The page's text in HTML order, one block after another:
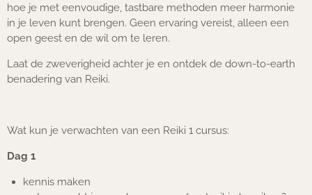
hoe je met eenvoudige, tastbare methoden meer harmonie
in je leven kunt brengen. Geen ervaring vereist, alleen een
open geest en de wil om te leren.
Laat de zweverigheid achter je en ontdek de down-to-earth
benadering van Reiki.
Wat kun je verwachten van een Reiki 1 cursus:
Dag 1
kennis maken